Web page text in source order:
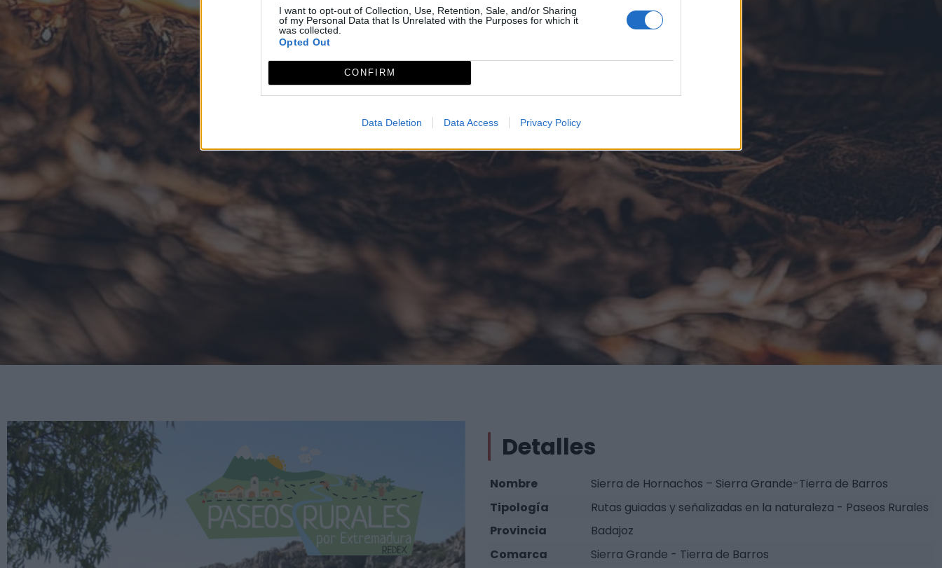
I want to opt-out of Collection, Use, Retention, Sale, and/or Sharing
of my Personal Data that Is Unrelated with the Purposes for which it
was collected.
Opted Out
CONFIRM
Data Deletion Data Access Privacy Policy
Detalles
Nombre
Sierra de Hornachos – Sierra Grande-Tierra de Barros
Tipología
Rutas guiadas y señalizadas en la naturaleza - Paseos Rurales
Provincia
Badajoz
Comarca
Sierra Grande - Tierra de Barros